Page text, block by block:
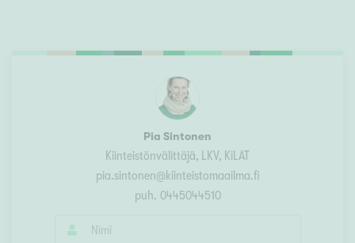
Pia Sintonen
Kiinteistönvälittäjä, LKV, KiLAT
pia.sintonen@kiinteistomaailma.fi
puh. 0445044510